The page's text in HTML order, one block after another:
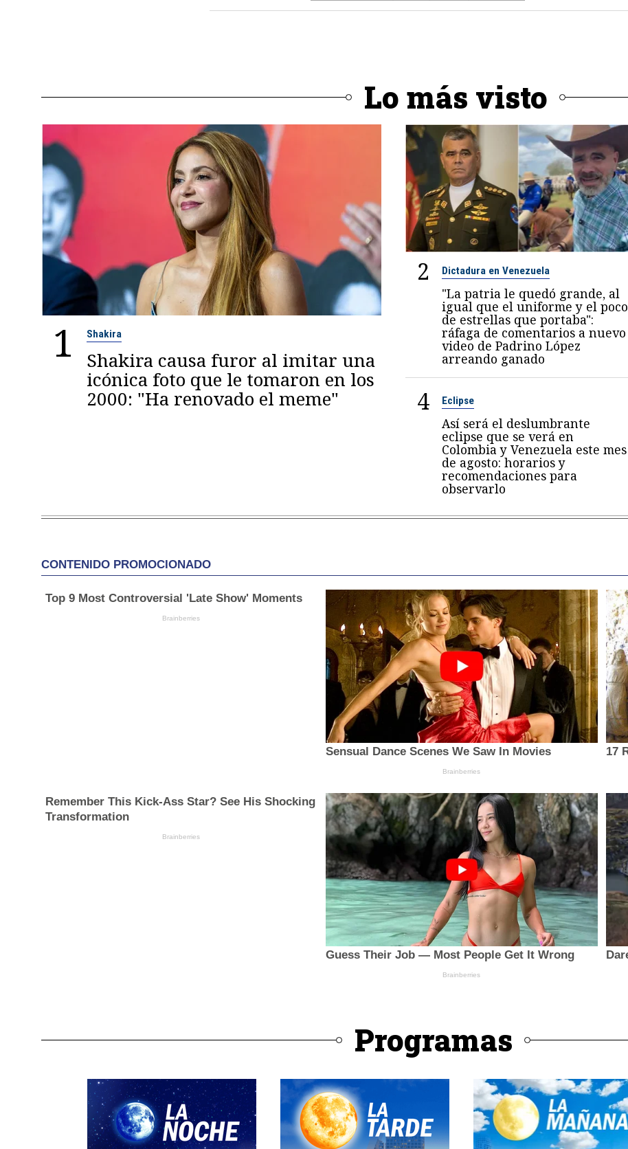
Lo más visto
1 Shakira
Shakira causa furor al imitar una
icónica foto que le tomaron en los
2000: "Ha renovado el meme"
2 Dictadura en Venezuela
"La patria le quedó grande, al
igual que el uniforme y el poco
de estrellas que portaba":
ráfaga de comentarios a nuevo
video de Padrino López
arreando ganado
4 Eclipse
Así será el deslumbrante
eclipse que se verá en
Colombia y Venezuela este mes
de agosto: horarios y
recomendaciones para
observarlo
Programas